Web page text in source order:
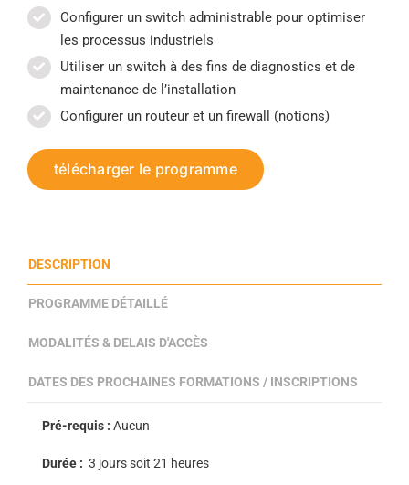
Configurer un switch administrable pour optimiser
les processus industriels
Utiliser un switch à des fins de diagnostics et de
maintenance de l’installation
Configurer un routeur et un firewall (notions)
télécharger le programme
DESCRIPTION
PROGRAMME DÉTAILLÉ
MODALITÉS & DELAIS D'ACCÈS
DATES DES PROCHAINES FORMATIONS / INSCRIPTIONS
Pré-requis : Aucun
Durée : 3 jours soit 21 heures